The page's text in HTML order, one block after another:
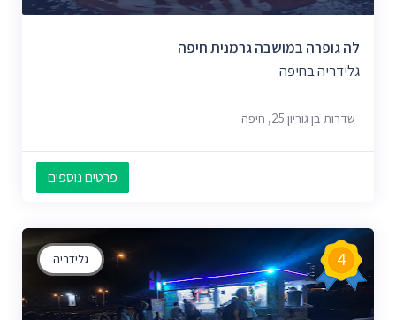
לה גופרה במושבה גרמנית חיפה
גלידריה בחיפה
שדרות בן גוריון 25, חיפה
פרטים נוספים
גלידריה 4